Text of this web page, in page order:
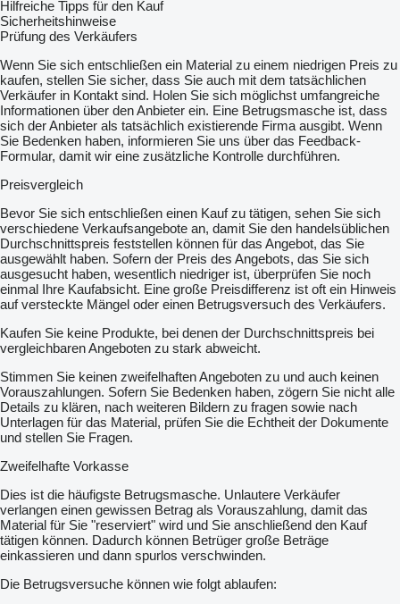
Комплектация / Options:
Комфортабельная кабина c кондиционером, сиденье на
воздушной подушке и с подогревом,
Radio-CD-Player; гидролиния для работы гидромолота,
грейфера и гидроножниц; заправочный насос.
Cabin with air-conditioning; Radio-CD-Player; Adjustable Air
suspension seat with heated;
Dual hydraulic joystick to implement functions; Dual hydraulic
levers for translation;
Hydraulic piped for hammer- grapples and shear; Valve anti-fall
lifting arm with sensor anti-overturning;
refuel pump; Lighting equipment for night works; CE Declaration
of Conformity
Сроки поставки / Delivery time: немедленно / prompt!
Цена / Price: договорная / to be agreed – EURO EXW
Location.
Мы можем обеспечить надёжную транспортировку
до необходимого конечного пункта назначения!
Wir können für Sie einen sicheren Transport bis zu
Bestimmungsort organisieren!
destination!
BUCHHAMMER Handel GmbH
Alexander Buchhammer
Willy-Brand-Allee 31A, 23554 Lübeck, Germany
Mobil:Kontaktdaten anzeigen
print">Kontaktdaten anzeigen
E-Mail: Kontaktdaten anzeigen
Kontaktdaten anzeigen
Hilfreiche Tipps für den Kauf
Sicherheitshinweise
Prüfung des Verkäufers
Wenn Sie sich entschließen ein Material zu einem niedrigen Preis zu
kaufen, stellen Sie sicher, dass Sie auch mit dem tatsächlichen
Verkäufer in Kontakt sind. Holen Sie sich möglichst umfangreiche
Informationen über den Anbieter ein. Eine Betrugsmasche ist, dass
sich der Anbieter als tatsächlich existierende Firma ausgibt. Wenn
Sie Bedenken haben, informieren Sie uns über das Feedback-
Formular, damit wir eine zusätzliche Kontrolle durchführen.
Preisvergleich
Bevor Sie sich entschließen einen Kauf zu tätigen, sehen Sie sich
verschiedene Verkaufsangebote an, damit Sie den handelsüblichen
Durchschnittspreis feststellen können für das Angebot, das Sie
ausgewählt haben. Sofern der Preis des Angebots, das Sie sich
ausgesucht haben, wesentlich niedriger ist, überprüfen Sie noch
einmal Ihre Kaufabsicht. Eine große Preisdifferenz ist oft ein Hinweis
auf versteckte Mängel oder einen Betrugsversuch des Verkäufers.
Kaufen Sie keine Produkte, bei denen der Durchschnittspreis bei
vergleichbaren Angeboten zu stark abweicht.
Stimmen Sie keinen zweifelhaften Angeboten zu und auch keinen
Vorauszahlungen. Sofern Sie Bedenken haben, zögern Sie nicht alle
Details zu klären, nach weiteren Bildern zu fragen sowie nach
Unterlagen für das Material, prüfen Sie die Echtheit der Dokumente
und stellen Sie Fragen.
Zweifelhafte Vorkasse
Dies ist die häufigste Betrugsmasche. Unlautere Verkäufer
verlangen einen gewissen Betrag als Vorauszahlung, damit das
Material für Sie "reserviert" wird und Sie anschließend den Kauf
tätigen können. Dadurch können Betrüger große Beträge
einkassieren und dann spurlos verschwinden.
Die Betrugsversuche können wie folgt ablaufen: